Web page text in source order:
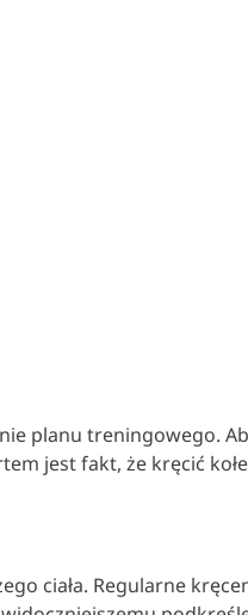
planu treningowego.
jest fakt, że kręcić
ciała. Regularne